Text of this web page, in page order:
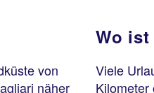
von
näher
Wo
Viele
Kilometer